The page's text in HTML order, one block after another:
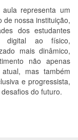
representa um
de nossa instituição,
dos estudantes
digital ao físico,
mais dinâmico,
não apenas
mas também
e progressista,
do futuro.